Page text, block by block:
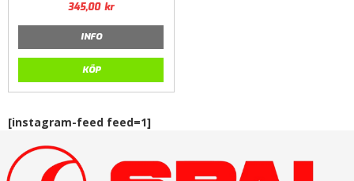
345,00 kr
INFO
KÖP
[instagram-feed feed=1]